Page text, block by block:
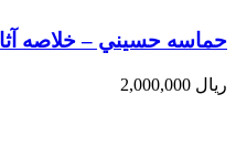
حماسه حسيني – خلاصه
ریال